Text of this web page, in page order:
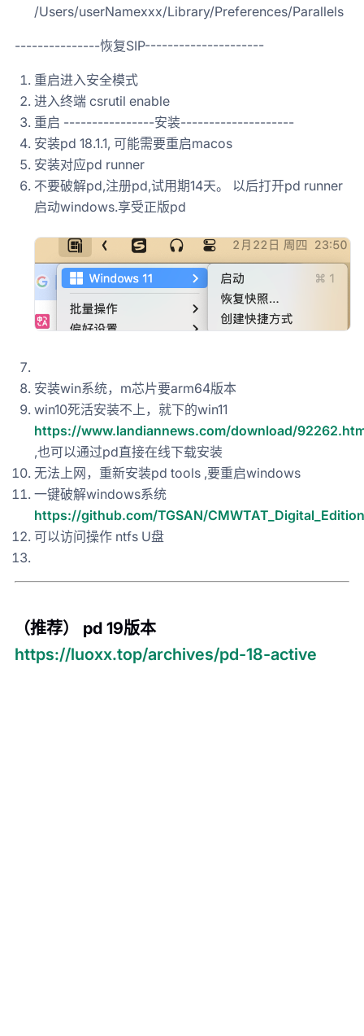
/Users/userNamexxx/Library/Preferences/Parallels
---------------恢复SIP---------------------
重启进入安全模式
进入终端 csrutil enable
重启 ----------------安装--------------------
安装pd 18.1.1, 可能需要重启macos
安装对应pd runner
不要破解pd,注册pd,试用期14天。 以后打开pd runner
启动windows.享受正版pd
安装win系统，m芯片要arm64版本
win10死活安装不上，就下的win11
https://www.landiannews.com/download/
,也可以通过pd直接在线下载安装
无法上网，重新安装pd tools ,要重启windows
一键破解windows系统
https://github.com/TGSAN/CMWTAT_Digital_Edition
可以访问操作 ntfs U盘
（推荐） pd 19版本
https://luoxx.top/archives/pd-18-active